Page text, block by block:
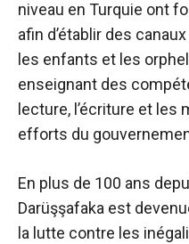
niveau en Turquie ont
afin d’établir des
les enfants et les
enseignant des
lecture, l’écriture et
efforts du
En plus de 100 ans
Darüşşafaka est
la lutte contre les